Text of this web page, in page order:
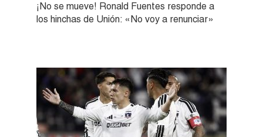
¡No se mueve! Ronald Fuentes responde a
los hinchas de Unión: «No voy a renunciar»